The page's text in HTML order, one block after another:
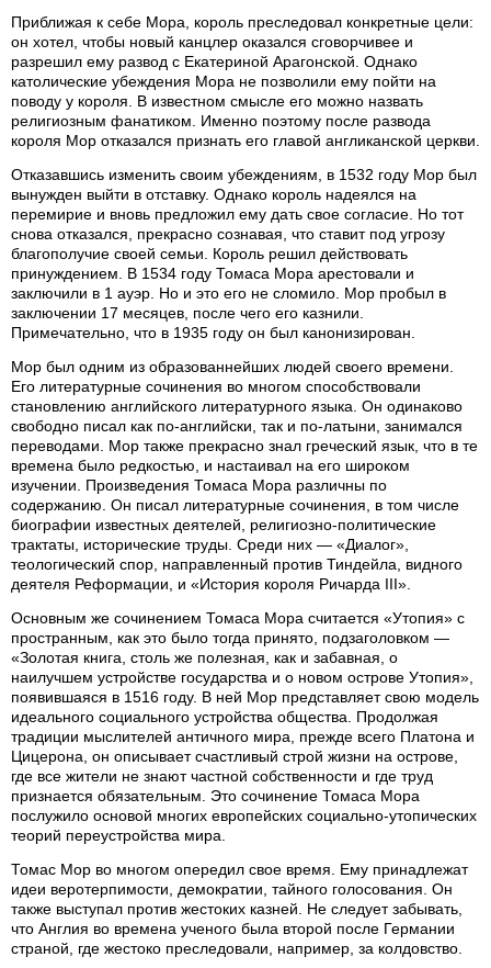
Приближая к себе Мора, король преследовал конкретные цели:
он хотел, чтобы новый канцлер оказался сговорчивее и
разрешил ему развод с Екатериной Арагонской. Однако
католические убеждения Мора не позволили ему пойти на
поводу у короля. В известном смысле его можно назвать
религиозным фанатиком. Именно поэтому после развода
короля Мор отказался признать его главой англиканской церкви.
Отказавшись изменить своим убеждениям, в 1532 году Мор был
вынужден выйти в отставку. Однако король надеялся на
перемирие и вновь предложил ему дать свое согласие. Но тот
снова отказался, прекрасно сознавая, что ставит под угрозу
благополучие своей семьи. Король решил действовать
принуждением. В 1534 году Томаса Мора арестовали и
заключили в 1 ауэр. Но и это его не сломило. Мор пробыл в
заключении 17 месяцев, после чего его казнили.
Примечательно, что в 1935 году он был канонизирован.
Мор был одним из образованнейших людей своего времени.
Его литературные сочинения во многом способствовали
становлению английского литературного языка. Он одинаково
свободно писал как по-английски, так и по-латыни, занимался
переводами. Мор также прекрасно знал греческий язык, что в те
времена было редкостью, и настаивал на его широком
изучении. Произведения Томаса Мора различны по
содержанию. Он писал литературные сочинения, в том числе
биографии известных деятелей, религиозно-политические
трактаты, исторические труды. Среди них — «Диалог»,
теологический спор, направленный против Тиндейла, видного
деятеля Реформации, и «История короля Ричарда III».
Основным же сочинением Томаса Мора считается «Утопия» с
пространным, как это было тогда принято, подзаголовком —
«Золотая книга, столь же полезная, как и забавная, о
наилучшем устройстве государства и о новом острове Утопия»,
появившаяся в 1516 году. В ней Мор представляет свою модель
идеального социального устройства общества. Продолжая
традиции мыслителей античного мира, прежде всего Платона и
Цицерона, он описывает счастливый строй жизни на острове,
где все жители не знают частной собственности и где труд
признается обязательным. Это сочинение Томаса Мора
послужило основой многих европейских социально-утопических
теорий переустройства мира.
Томас Мор во многом опередил свое время. Ему принадлежат
идеи веротерпимости, демократии, тайного голосования. Он
также выступал против жестоких казней. Не следует забывать,
что Англия во времена ученого была второй после Германии
страной, где жестоко преследовали, например, за колдовство.